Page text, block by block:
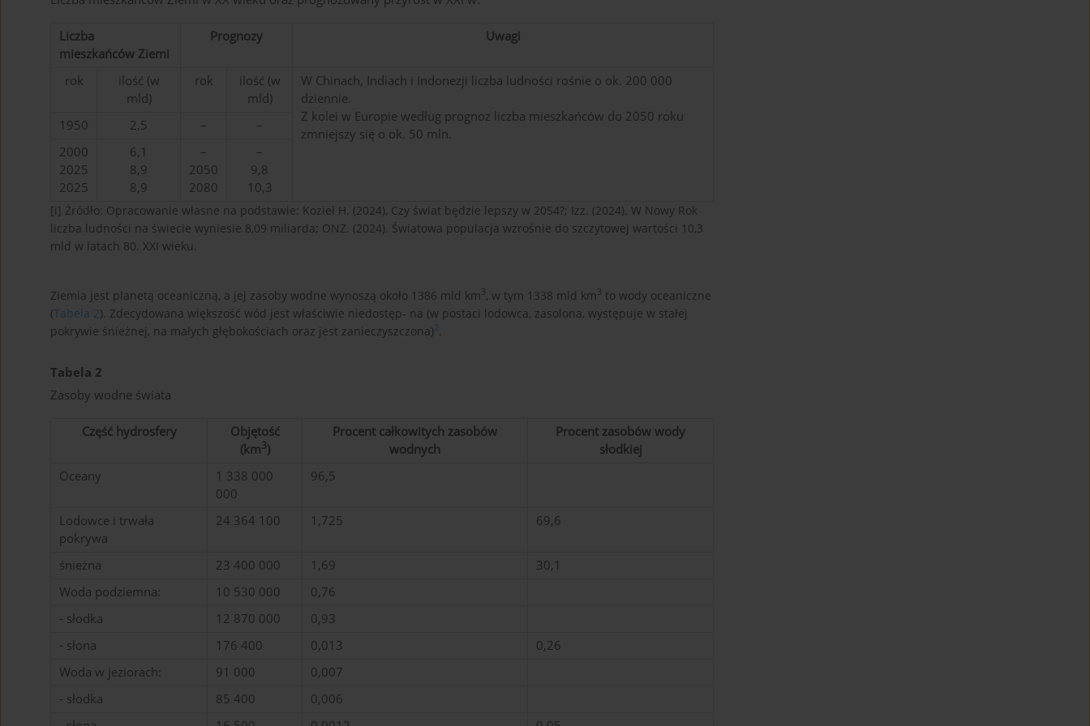
Liczba
mieszkańców Ziemi
Prognozy Uwagi
rok
ilość (w
mld)
rok
ilość (w
mld)
W Chinach, Indiach i Indonezji liczba ludności rośnie o ok. 200 000
dziennie.
Z kolei w Europie według prognoz liczba mieszkańców do 2050 roku
zmniejszy się o ok. 50 mln.
1950 2,5 –
–
2000
2025
2025
6,1
8,9
8,9
–
2050
2080
–
9,8
10,3
[i] Źródło: Opracowanie własne na podstawie: Kozieł H. (2024), Czy świat będzie lepszy w 2054?; Izz. (2024). W Nowy Rok
liczba ludności na świecie wyniesie 8,09 miliarda; ONZ. (2024). Światowa populacja wzrośnie do szczytowej wartości 10,3
mld w latach 80. XXI wieku.
Ziemia jest planetą oceaniczną, a jej zasoby wodne wynoszą około 1386 mld km3, w tym 1338 mld km3 to wody oceaniczne
(Tabela 2). Zdecydowana większość wód jest właściwie niedostęp- na (w postaci lodowca, zasolona, występuje w stałej
pokrywie śnieżnej, na małych głębokościach oraz jest zanieczyszczona)2
Tabela 2
Zasoby wodne świata
Część hydrosfery
Objętość
(km3)
Procent całkowitych zasobów
wodnych
Procent zasobów wody
słodkiej
Oceany
1 338 000
000
96,5
Lodowce i trwała
pokrywa
24 364 100 1,725 69,6
śnieżna 23 400 000 1,69
30,1
Woda podziemna:
10 530 000
0,76
- słodka
12 870 000
0,93
- słona
176 400 0,013
0,26
Woda w jeziorach:
91 000
0,007
- słodka
85 400
0,006